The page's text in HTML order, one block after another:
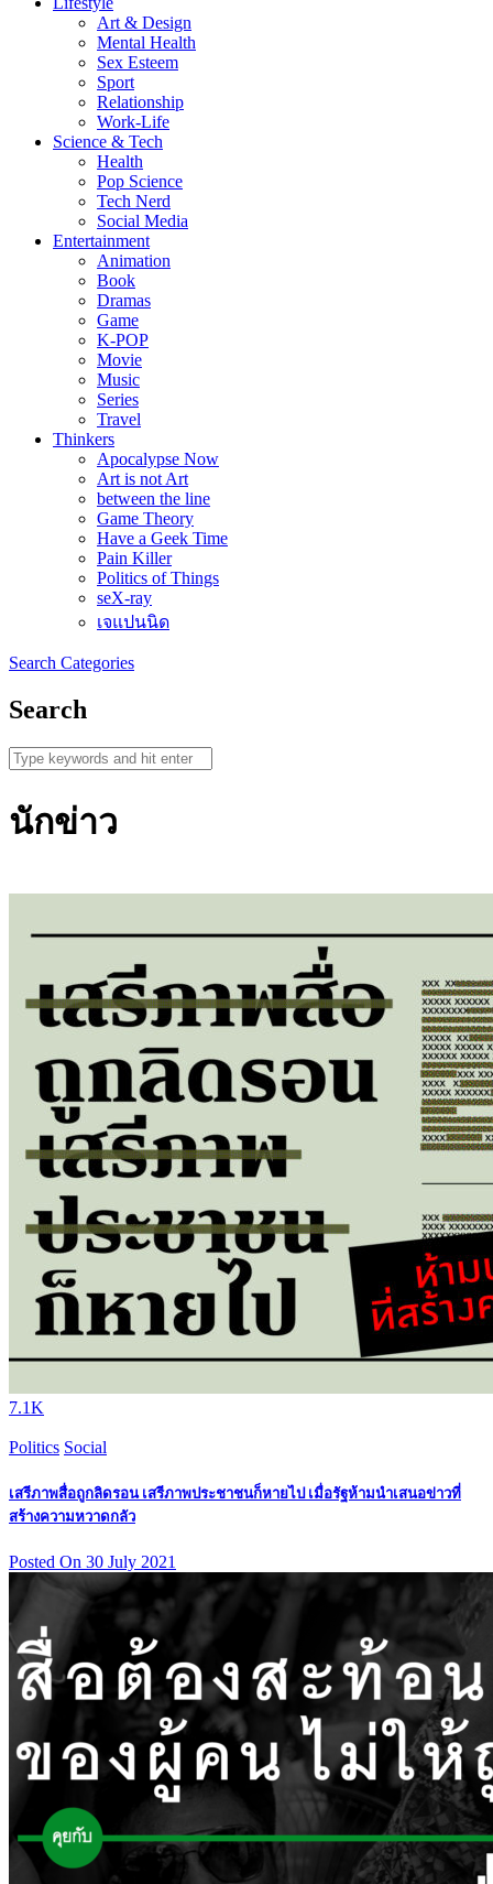
Art & Design
Mental Health
Sex Esteem
Sport
Relationship
Work-Life
Science & Tech
Health
Pop Science
Tech Nerd
Social Media
Entertainment
Animation
Book
Dramas
Game
K-POP
Movie
Music
Series
Travel
Thinkers
Apocalypse Now
Art is not Art
between the line
Game Theory
Have a Geek Time
Pain Killer
Politics of Things
seX-ray
เจแปนนิด
Search Categories
Search
นักข่าว
7.1K
Politics Social
เสรีภาพสื่อถูกลิดรอน เสรีภาพประชาชนก็หายไป เมื่อรัฐห้ามนำเสนอข่าวที่
สร้างความหวาดกลัว
Posted On 30 July 2021